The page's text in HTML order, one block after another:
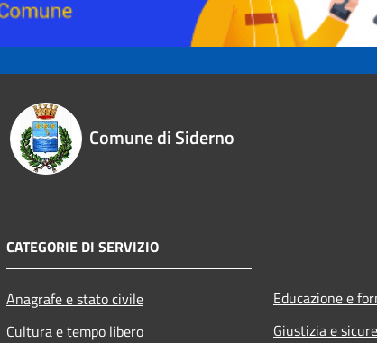
Comune di Siderno
CATEGORIE DI SERVIZIO
Anagrafe e stato civile
Cultura e tempo libero
Educazione e
Giustizia e